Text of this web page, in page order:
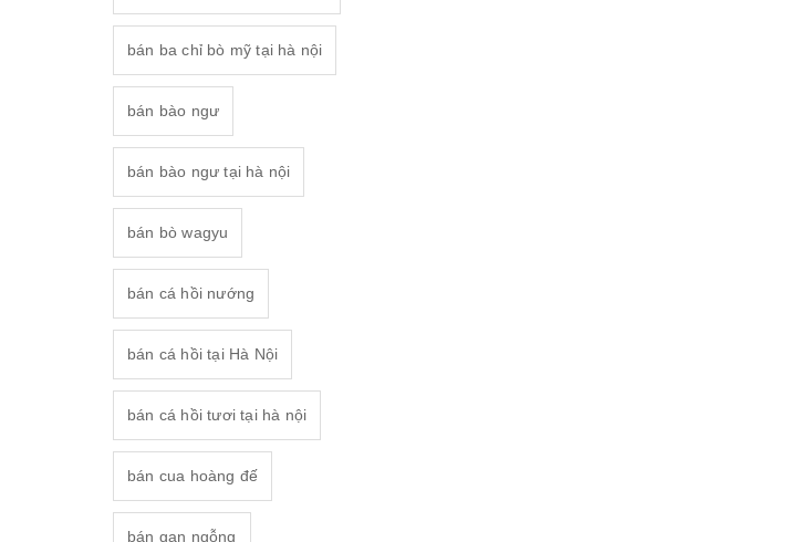
bán ba chỉ bò mỹ tại hà nội
bán bào ngư
bán bào ngư tại hà nội
bán bò wagyu
bán cá hồi nướng
bán cá hồi tại Hà Nội
bán cá hồi tươi tại hà nội
bán cua hoàng đế
bán gan ngỗng